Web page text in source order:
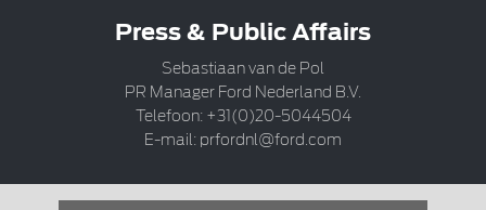
Press & Public Affairs
Sebastiaan van de Pol
PR Manager Ford Nederland B.V.
Telefoon: +31(0)20-5044504
E-mail: prfordnl@ford.com